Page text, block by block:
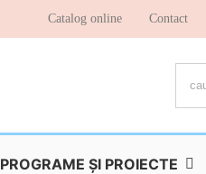
Catalog online Contact
PROGRAME ŞI PROIECTE